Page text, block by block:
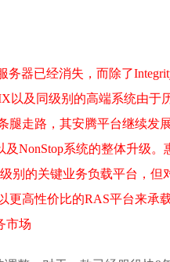
务器已经消失，而除了
以及同级别的高端系统由于
腿走路，其安腾平台继续发展
及NonStop系统的整体升级。
别的关键业务负载平台，但
更高性价比的RAS平台来承
市场